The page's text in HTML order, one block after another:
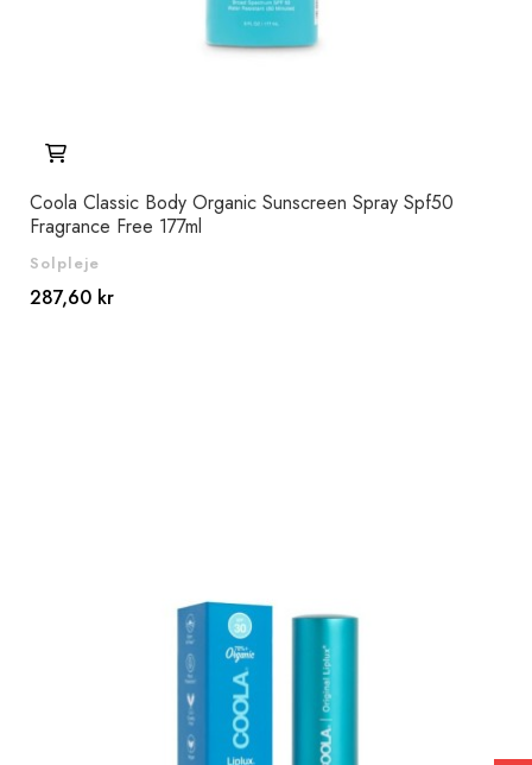
Coola Classic Body Organic Sunscreen Spray Spf50
Fragrance Free 177ml
Solpleje
287,60 kr